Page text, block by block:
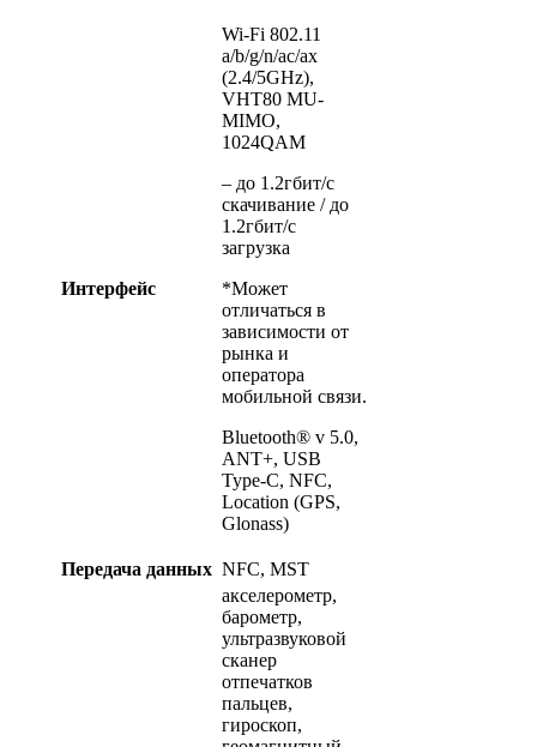
Интерфейс
Wi-Fi 802.11
a/b/g/n/ac/ax
(2.4/5GHz),
VHT80 MU-
MIMO,
1024QAM
– до 1.2гбит/c
скачивание / до
1.2гбит/c
загрузка
*Может
отличаться в
зависимости от
рынка и
оператора
мобильной связи.
Bluetooth® v 5.0,
ANT+, USB
Type-C, NFC,
Location (GPS,
Glonass)
Передача данных NFC, MST
акселерометр,
барометр,
ультразвуковой
сканер
отпечатков
пальцев,
гироскоп,